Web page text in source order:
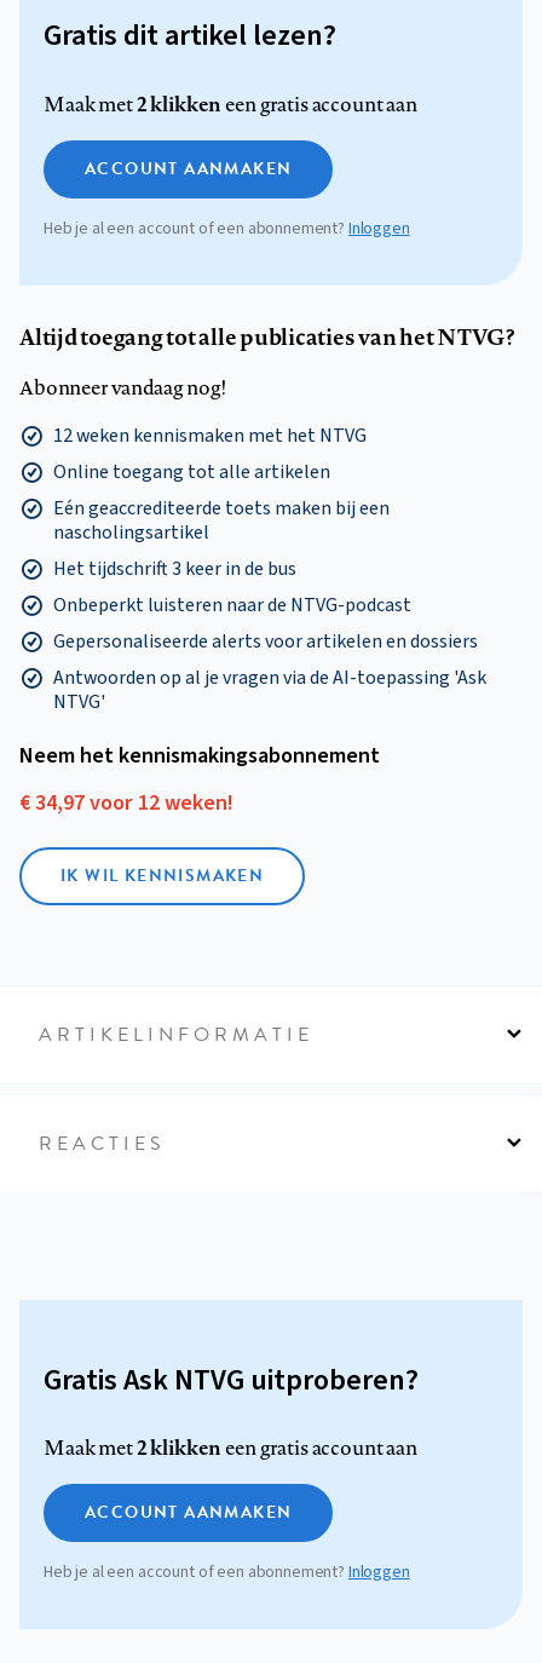
Gratis dit artikel lezen?
Maak met2 klikkeneen gratis account aan
ACCOUNT AANMAKEN
Heb je al een account of een abonnement? Inloggen
Altijd toegang tot alle publicaties van het NTVG?
Abonneer vandaag nog!
12 weken kennismaken met het NTVG
Online toegang tot alle artikelen
Eén geaccrediteerde toets maken bij een
nascholingsartikel
Het tijdschrift 3 keer in de bus
Onbeperkt luisteren naar de NTVG-podcast
Gepersonaliseerde alerts voor artikelen en dossiers
Antwoorden op al je vragen via de AI-toepassing 'Ask
NTVG'
Neem het kennismakings­abonnement
€ 34,97 voor 12 weken!
IK WIL KENNISMAKEN
ARTIKELINFORMATIE
REACTIES
Gratis Ask NTVG uitproberen?
Maak met2 klikkeneen gratis account aan
ACCOUNT AANMAKEN
Heb je al een account of een abonnement?Inloggen